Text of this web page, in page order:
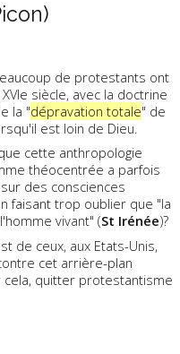
de protestants ont
siècle, avec la doctrine
la "dépravation totale" de
est loin de Dieu.
cette anthropologie
théocentrée a parfois
des consciences
faisant trop oublier que "la
vivant" (St Irénée)?
de ceux, aux Etats-Unis,
cet arrière-plan
quitter protestantisme